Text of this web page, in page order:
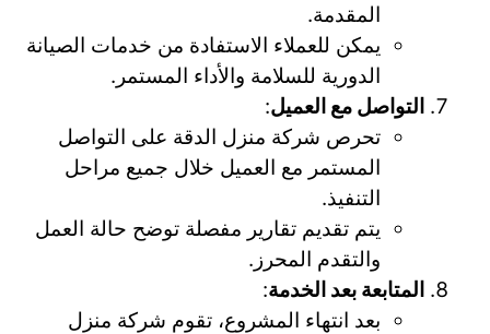
المقدمة.
يمكن للعملاء الاستفادة من خدمات الصيانة
الدورية للسلامة والأداء المستمر.
التواصل مع العميل:
تحرص شركة منزل الدقة على التواصل
المستمر مع العميل خلال جميع مراحل
التنفيذ.
يتم تقديم تقارير مفصلة توضح حالة العمل
والتقدم المحرز.
المتابعة بعد الخدمة:
بعد انتهاء المشروع، تقوم شركة منزل